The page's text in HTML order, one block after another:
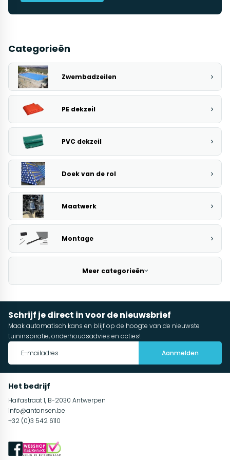
Categorieën
Zwembadzeilen
PE dekzeil
PVC dekzeil
Doek van de rol
Maatwerk
Montage
Meer categorieën
Schrijf je direct in voor de nieuwsbrief
Maak automatisch kans en blijf op de hoogte van de nieuwste
tuininspiratie, onderhoudsadvies en acties!
Aanmelden
Het bedrijf
Haifastraat 1, B-2030 Antwerpen
info@antonsen.be
+32 (0)3 542 6110